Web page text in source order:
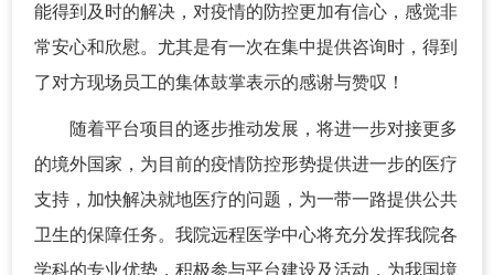
能得到及时的解决，对疫情的防控更加有信心，感觉非
常安心和欣慰。尤其是有一次在集中提供咨询时，得到
了对方现场员工的集体鼓掌表示的感谢与赞叹！
随着平台项目的逐步推动发展，将进一步对接更多
的境外国家，为目前的疫情防控形势提供进一步的医疗
支持，加快解决就地医疗的问题，为一带一路提供公共
卫生的保障任务。我院远程医学中心将充分发挥我院各
学科的专业优势，积极参与平台建设及活动，为我国境